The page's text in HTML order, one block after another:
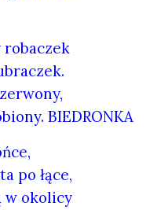
BIEDRONKA
po łące,
w okolicy